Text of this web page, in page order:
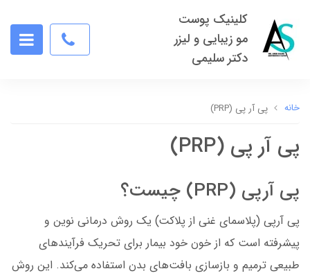
کلینیک پوست
مو زیبایی و لیزر
دکتر سلیمی
خانه پی آر پی (PRP)
پی آر پی (PRP)
پی آرپی (PRP) چیست؟
پی آرپی (پلاسمای غنی از پلاکت) یک روش درمانی نوین و
پیشرفته است که از خون خود بیمار برای تحریک فرآیندهای
طبیعی ترمیم و بازسازی بافت‌های بدن استفاده می‌کند. این روش